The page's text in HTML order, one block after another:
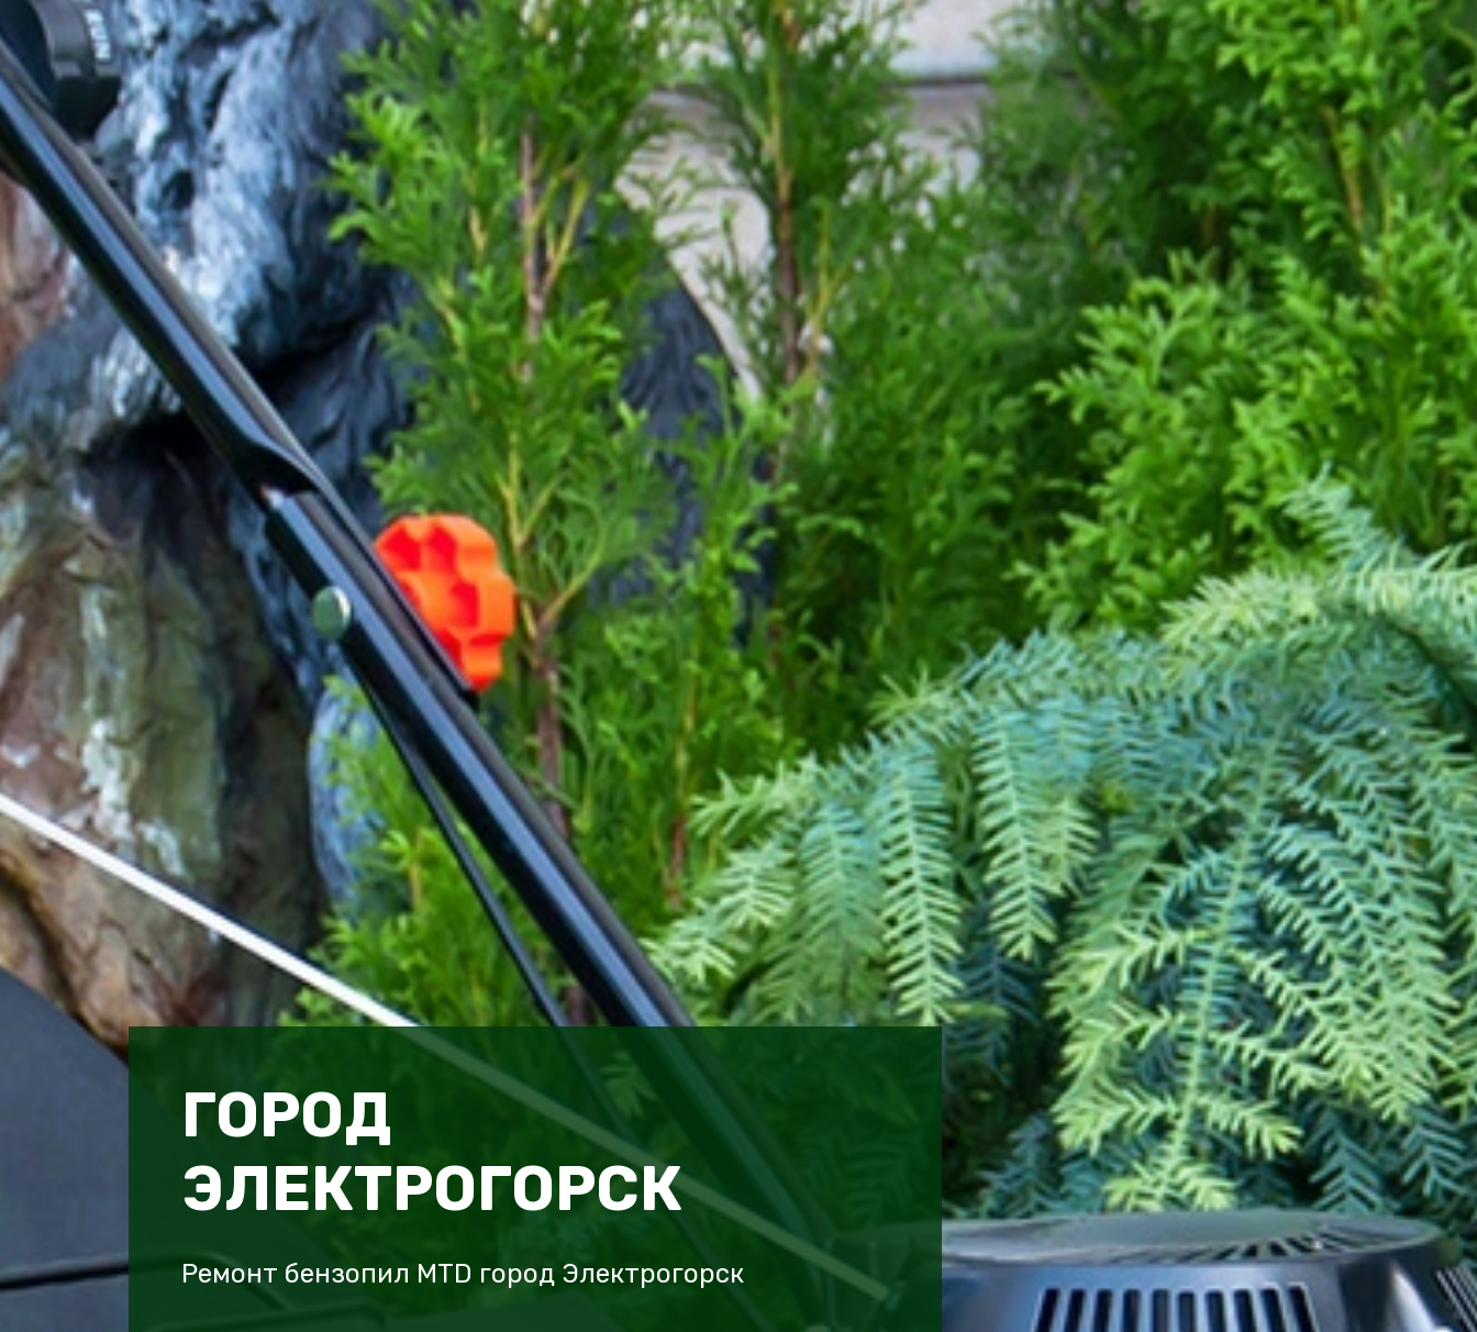
ГОРОД
ЭЛЕКТРОГОРСК
Ремонт бензопил MTD город Электрогорск